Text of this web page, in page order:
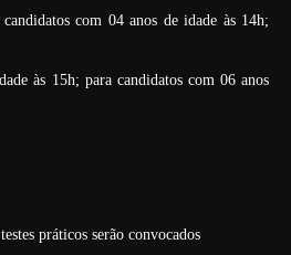
com 04 anos de idade às 14h;
às 15h; para candidatos com 06 anos
práticos serão convocados